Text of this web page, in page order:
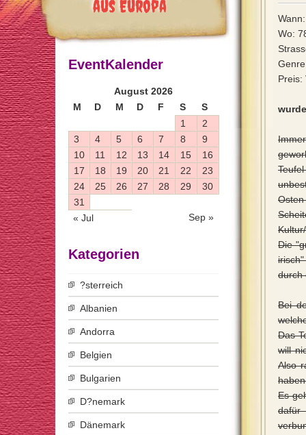
aus Europa
Wo:
Preis:
Die
durch
Bei
Das
will
Also
Es
dafür
EventKalender
August 2026
M
D M D F S S
« Jul Sep »
1
2
3
4 5 6 7 8
9
10
11 12 13 14 15
16
17
18 19 20 21 22
23
24
25 26 27 28 29
30
31
Kategorien
?sterreich
Albanien
Andorra
Belgien
Bulgarien
D?nemark
Dänemark